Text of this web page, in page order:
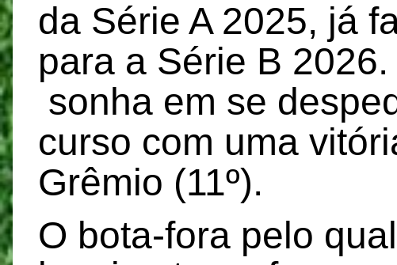
da Série A 2025, já
para a Série B
sonha em se
curso com uma
Grêmio (11º).
O bota-fora pelo